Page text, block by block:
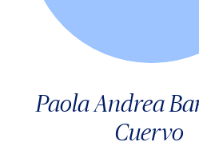
Paola Andrea
Cuervo